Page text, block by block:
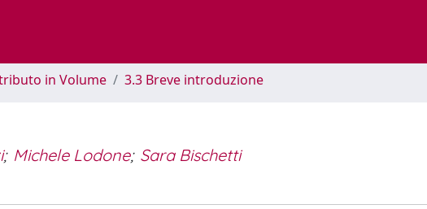
in Volume 3.3 Breve introduzione
; Michele Lodone; Sara Bischetti